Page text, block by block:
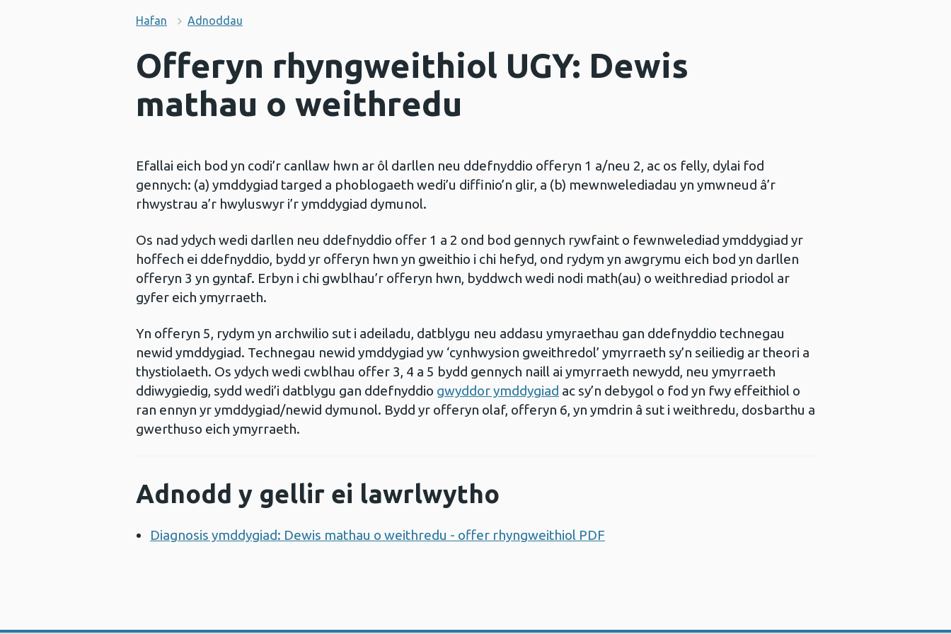
Hafan Adnoddau
Offeryn rhyngweithiol UGY: Dewis
mathau o weithredu
Efallai eich bod yn codi’r canllaw hwn ar ôl darllen neu ddefnyddio offeryn 1 a/neu 2, ac os felly, dylai fod
gennych: (a) ymddygiad targed a phoblogaeth wedi’u diffinio’n glir, a (b) mewnwelediadau yn ymwneud â’r
rhwystrau a’r hwyluswyr i’r ymddygiad dymunol.
Os nad ydych wedi darllen neu ddefnyddio offer 1 a 2 ond bod gennych rywfaint o fewnwelediad ymddygiad yr
hoffech ei ddefnyddio, bydd yr offeryn hwn yn gweithio i chi hefyd, ond rydym yn awgrymu eich bod yn darllen
offeryn 3 yn gyntaf. Erbyn i chi gwblhau’r offeryn hwn, byddwch wedi nodi math(au) o weithrediad priodol ar
gyfer eich ymyrraeth.
Yn offeryn 5, rydym yn archwilio sut i adeiladu, datblygu neu addasu ymyraethau gan ddefnyddio technegau
newid ymddygiad. Technegau newid ymddygiad yw ‘cynhwysion gweithredol’ ymyrraeth sy’n seiliedig ar theori a
thystiolaeth. Os ydych wedi cwblhau offer 3, 4 a 5 bydd gennych naill ai ymyrraeth newydd, neu ymyrraeth
ddiwygiedig, sydd wedi’i datblygu gan ddefnyddio gwyddor ymddygiad ac sy’n debygol o fod yn fwy effeithiol o
ran ennyn yr ymddygiad/newid dymunol. Bydd yr offeryn olaf, offeryn 6, yn ymdrin â sut i weithredu, dosbarthu a
gwerthuso eich ymyrraeth.
Adnodd y gellir ei lawrlwytho
Diagnosis ymddygiad: Dewis mathau o weithredu - offer rhyngweithiol PDF